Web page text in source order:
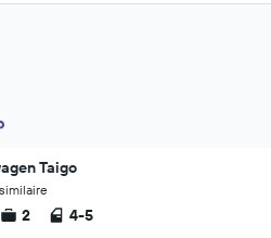
Taigo
2 4-5